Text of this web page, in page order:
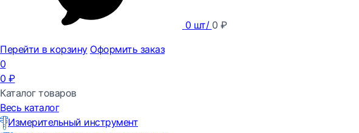
0 шт/ 0 ₽
Перейти в корзину Оформить заказ
0
0 ₽
Каталог товаров
Весь каталог
Измерительный инструмент